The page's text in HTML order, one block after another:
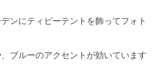
ンにティピーテントを飾ってフォト
ブルーのアクセントが効いています